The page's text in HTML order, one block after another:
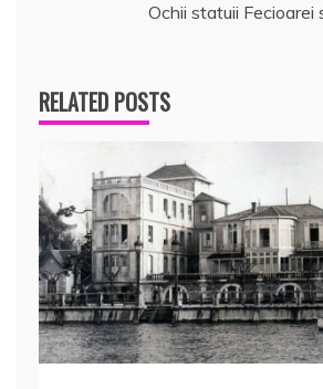
Ochii statuii Fecioarei
RELATED POSTS